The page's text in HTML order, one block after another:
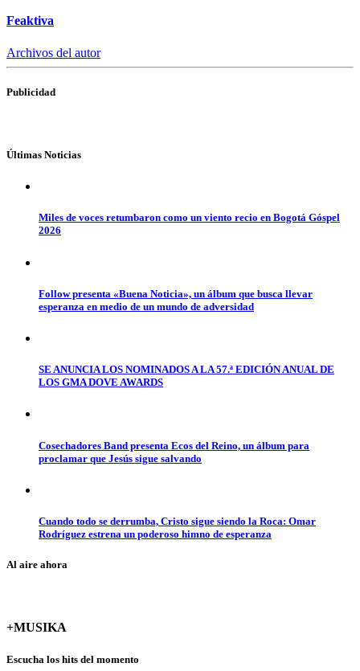
Feaktiva
Archivos del autor
Publicidad
Últimas Noticias
Miles de voces retumbaron como un viento recio en Bogotá Góspel
2026
Follow presenta «Buena Noticia», un álbum que busca llevar
esperanza en medio de un mundo de adversidad
SE ANUNCIA LOS NOMINADOS A LA 57.ª EDICIÓN ANUAL DE
LOS GMA DOVE AWARDS
Cosechadores Band presenta Ecos del Reino, un álbum para
proclamar que Jesús sigue salvando
Cuando todo se derrumba, Cristo sigue siendo la Roca: Omar
Rodríguez estrena un poderoso himno de esperanza
Al aire ahora
+MUSIKA
Escucha los hits del momento